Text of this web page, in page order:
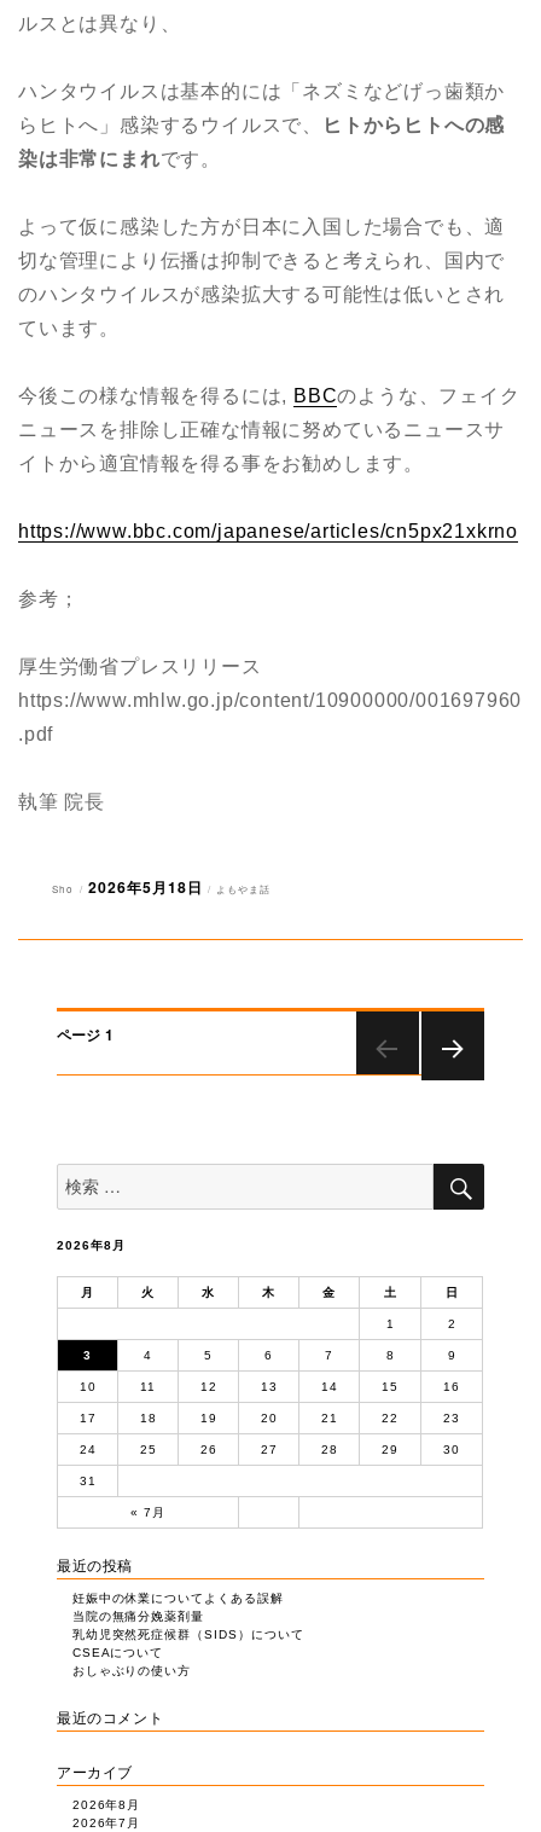
ルスとは異なり、
ハンタウイルスは基本的には「ネズミなどげっ歯類か
らヒトへ」感染するウイルスで、
ヒトからヒトへの感
染は非常にまれです。
よって仮に感染した方が日本に入国した場合でも、適
切な管理により伝播は抑制できると考えられ、国内で
のハンタウイルスが感染拡大する可能性は低いとされ
ています。
今後この様な情報を得るには, BBCのような、フェイク
ニュースを排除し正確な情報に努めているニュースサ
イトから適宜情報を得る事をお勧めします。
https://www.bbc.com/japanese/articles/cn5px21xkrno
参考；
厚生労働省プレスリリース
https://www.mhlw.go.jp/content/10900000/001697960
.pdf
執筆 院長
投
Sho
投
2026年5月18日
カ
テ
よもやま話
投
ゲ
ー
ョ
ン
ページ 1
索
対
検
2026年8月
月 火 水 木 金 土 日
« 7月
1 2
3 4 5 6 7 8 9
10 11 12 13 14 15 16
17 18 19 20 21 22 23
24 25 26 27 28 29 30
31
最近の投稿
妊娠中の休業についてよくある誤解
当院の無痛分娩薬剤量
乳幼児突然死症候群（SIDS）について
CSEAについて
おしゃぶりの使い方
最近のコメント
アーカイブ
2026年8月
2026年7月